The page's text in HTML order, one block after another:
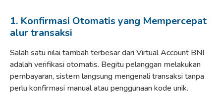
1. Konfirmasi Otomatis yang Mempercepat
alur transaksi
Salah satu nilai tambah terbesar dari Virtual Account BNI
adalah verifikasi otomatis. Begitu pelanggan melakukan
pembayaran, sistem langsung mengenali transaksi tanpa
perlu konfirmasi manual atau penggunaan kode unik.